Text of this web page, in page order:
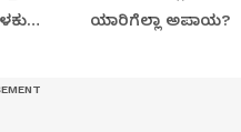
ಯಾರಿಗೆಲ್ಲಾ ಅಪಾಯ?